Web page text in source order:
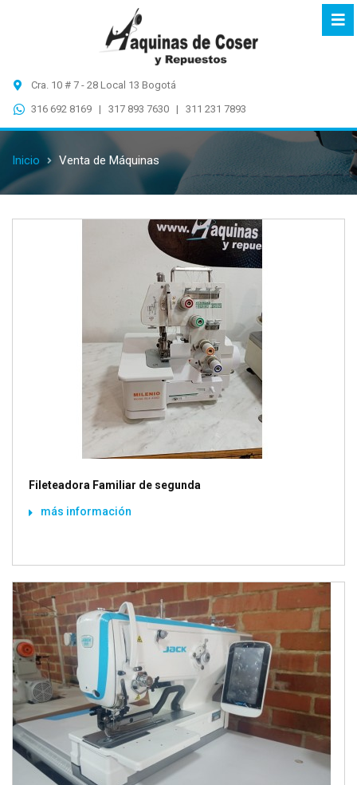
Cra. 10 # 7 - 28 Local 13 Bogotá
316 692 8169 | 317 893 7630 | 311 231 7893
Inicio Venta de Máquinas
Fileteadora Familiar de segunda
más información